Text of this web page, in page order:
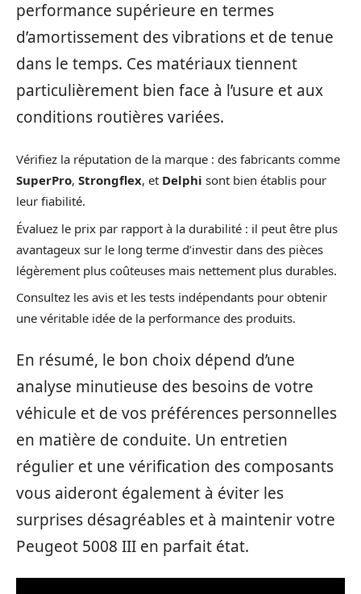
performance supérieure en termes
d’amortissement des vibrations et de tenue
dans le temps. Ces matériaux tiennent
particulièrement bien face à l’usure et aux
conditions routières variées.
Vérifiez la réputation de la marque : des fabricants comme
SuperPro, Strongflex, et Delphi sont bien établis pour
leur fiabilité.
Évaluez le prix par rapport à la durabilité : il peut être plus
avantageux sur le long terme d’investir dans des pièces
légèrement plus coûteuses mais nettement plus durables.
Consultez les avis et les tests indépendants pour obtenir
une véritable idée de la performance des produits.
En résumé, le bon choix dépend d’une
analyse minutieuse des besoins de votre
véhicule et de vos préférences personnelles
en matière de conduite. Un entretien
régulier et une vérification des composants
vous aideront également à éviter les
surprises désagréables et à maintenir votre
Peugeot 5008 III en parfait état.